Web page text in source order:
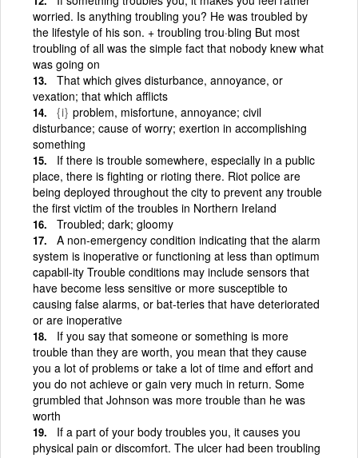
worried. Is anything troubling you? He was troubled by
the lifestyle of his son. + troubling trou·bling But most
troubling of all was the simple fact that nobody knew what
was going on
That which gives disturbance, annoyance, or
vexation; that which afflicts
{i} problem, misfortune, annoyance; civil
disturbance; cause of worry; exertion in accomplishing
something
If there is trouble somewhere, especially in a public
place, there is fighting or rioting there. Riot police are
being deployed throughout the city to prevent any trouble
the first victim of the troubles in Northern Ireland
Troubled; dark; gloomy
A non-emergency condition indicating that the alarm
system is inoperative or functioning at less than optimum
capabil-ity Trouble conditions may include sensors that
have become less sensitive or more susceptible to
causing false alarms, or bat-teries that have deteriorated
or are inoperative
If you say that someone or something is more
trouble than they are worth, you mean that they cause
you a lot of problems or take a lot of time and effort and
you do not achieve or gain very much in return. Some
grumbled that Johnson was more trouble than he was
worth
If a part of your body troubles you, it causes you
physical pain or discomfort. The ulcer had been troubling